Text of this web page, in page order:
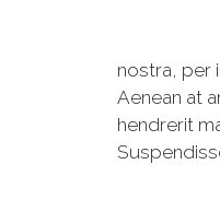
nostra, per
Aenean at
hendrerit